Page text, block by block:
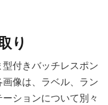
り
付きバッチレスポン
像は、ラベル、ラン
ションについて別々